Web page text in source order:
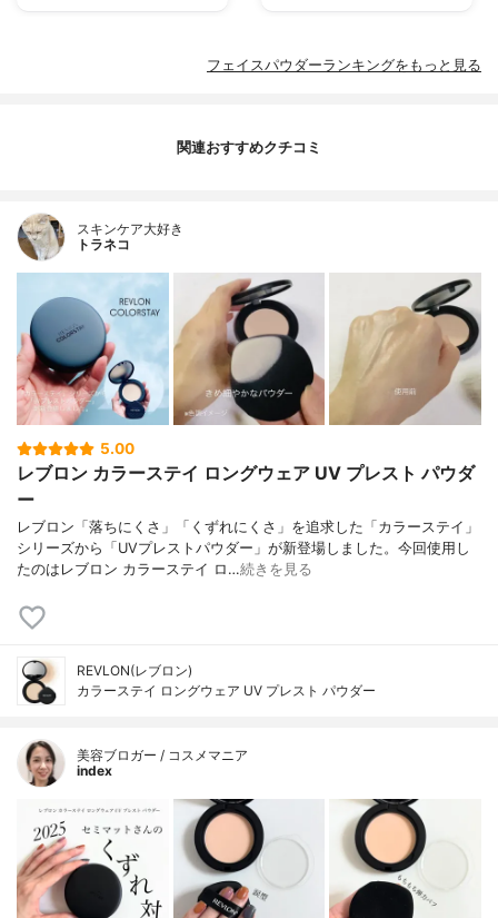
フェイスパウダーランキングをもっと見る
関連おすすめクチコミ
スキンケア大好き
トラネコ
5.00
レブロン カラーステイ ロングウェア UV プレスト パウダ
ー
レブロン「落ちにくさ」「くずれにくさ」を追求した「カラーステイ」
シリーズから「UVプレストパウダー」が新登場しました。今回使用し
たのはレブロン カラーステイ ロ…続きを見る
REVLON(レブロン)
カラーステイ ロングウェア UV プレスト パウダー
美容ブロガー / コスメマニア
index